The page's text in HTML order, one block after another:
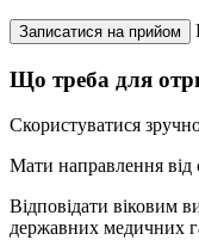
Записатися на прийом
Що треба для
Скористуватися
Мати направлення від
Відповідати віковим
державних медичних